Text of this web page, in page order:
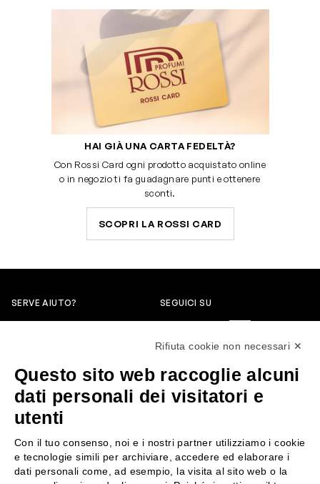
HAI GIÀ UNA CARTA FEDELTÀ?
Con Rossi Card ogni prodotto acquistato online
o in negozio ti fa guadagnare punti e ottenere
sconti.
SCOPRI LA ROSSI CARD
SERVE AIUTO?
servizioclienti@rossiprofumi.it
SEGUICI SU
SERVIZIO CLIENTI
Resi e rimborsi
Pagamenti
Chi siamo
Contattaci
Rifiuta cookie non necessari ✕
Questo sito web raccoglie alcuni
dati personali dei visitatori e
utenti
Con il tuo consenso, noi e i nostri partner utilizziamo i cookie
e tecnologie simili per archiviare, accedere ed elaborare i
dati personali come, ad esempio, la visita al sito web o la